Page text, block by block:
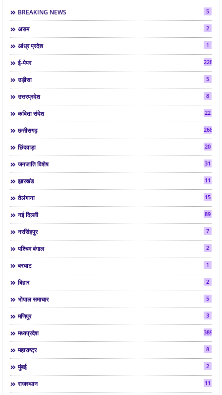
BREAKING NEWS 5
असम 2
आंध्र प्रदेश 1
ई-पेपर 2286
उड़ीसा 5
उत्तरप्रदेश 8
कविता संदेश 22
छत्तीसगढ़ 268
छिंदवाड़ा 20
जनजाति विशेष 31
झारखंड 11
तेलंगाना 15
नई दिल्ली 89
नरसिंहपुर 7
पश्चिम बंगाल 2
बरघाट 1
बिहार 2
भोपाल समाचार 5
मणिपुर 3
मध्यप्रदेश 3892
महाराष्ट्र 8
मुंबई 2
राजस्थान 11